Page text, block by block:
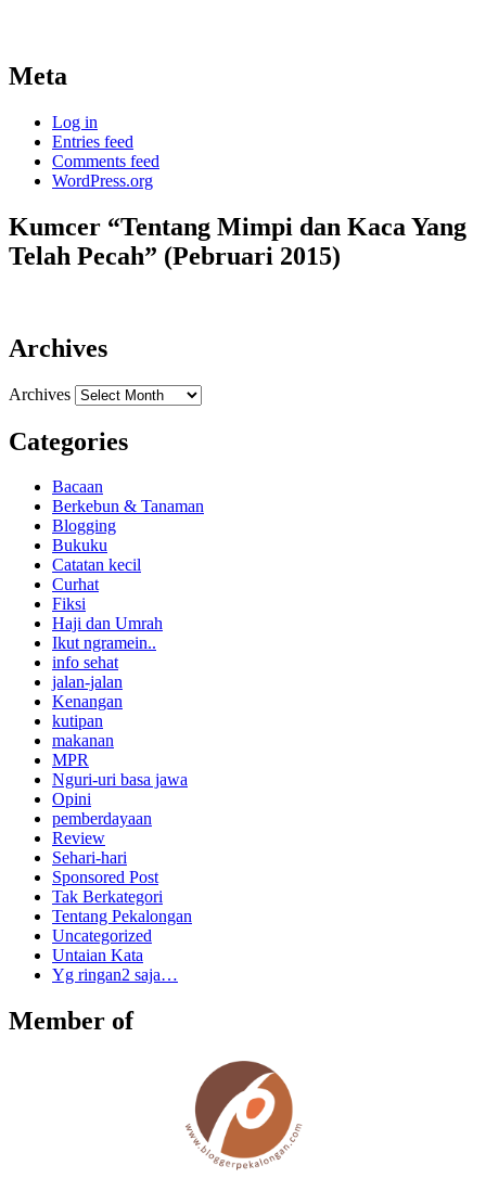
Meta
Log in
Entries feed
Comments feed
WordPress.org
Kumcer “Tentang Mimpi dan Kaca Yang
Telah Pecah” (Pebruari 2015)
Archives
Archives
Categories
Bacaan
Berkebun & Tanaman
Blogging
Bukuku
Catatan kecil
Curhat
Fiksi
Haji dan Umrah
Ikut ngramein..
info sehat
jalan-jalan
Kenangan
kutipan
makanan
MPR
Nguri-uri basa jawa
Opini
pemberdayaan
Review
Sehari-hari
Sponsored Post
Tak Berkategori
Tentang Pekalongan
Uncategorized
Untaian Kata
Yg ringan2 saja…
Member of